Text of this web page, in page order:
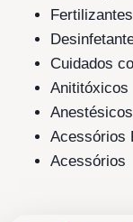
Fertilizantes
Cuidados
Anititóxicos
Anestésicos
Acessórios
Acessórios